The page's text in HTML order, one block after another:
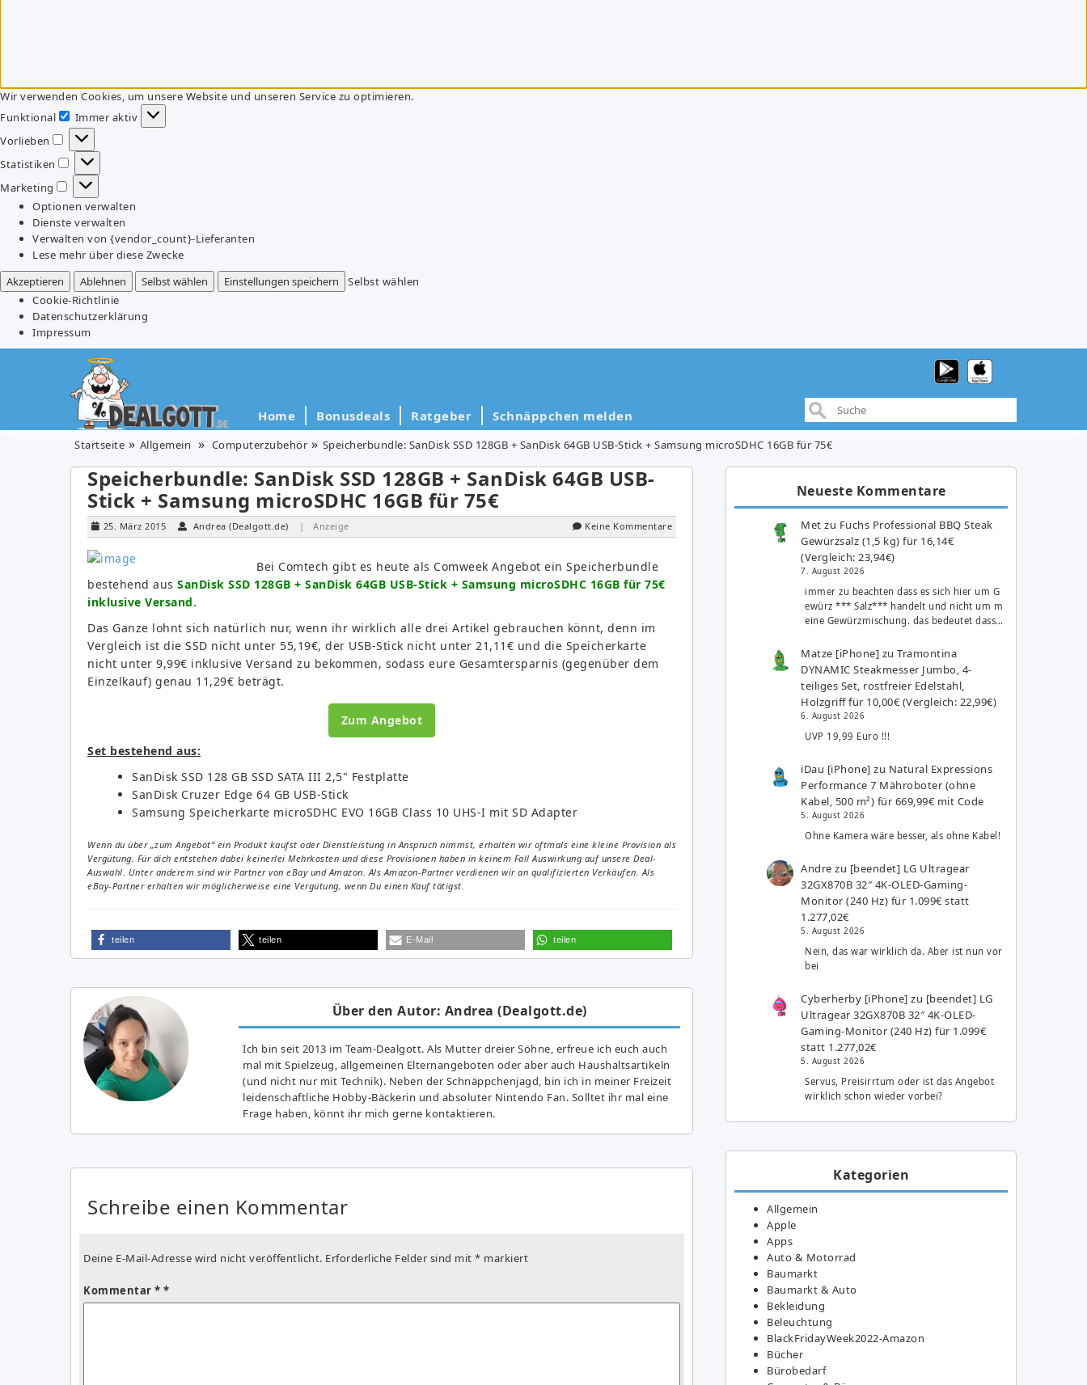
Wir verwenden Cookies, um unsere Website und unseren Service zu optimieren.
Funktional
Funktional
Immer aktiv
Vorlieben
Vorlieben
Statistiken
Statistiken
Marketing
Marketing
Optionen verwalten
Dienste verwalten
Verwalten von {vendor_count}-Lieferanten
Lese mehr über diese Zwecke
Akzeptieren
Ablehnen Selbst wählen Einstellungen speichern
Selbst wählen
Cookie-Richtlinie
Datenschutzerklärung
Impressum
Home Bonusdeals Ratgeber Schnäppchen melden
Startseite Allgemein Computerzubehör Speicherbundle: SanDisk SSD 128GB + SanDisk 64GB USB-Stick + Samsung microSDHC 16GB für 75€
Speicherbundle: SanDisk SSD 128GB + SanDisk 64GB USB-
Stick + Samsung microSDHC 16GB für 75€
25. März 2015 Andrea (Dealgott.de) | Anzeige Keine Kommentare
Bei Comtech gibt es heute als Comweek Angebot ein Speicherbundle
bestehend aus SanDisk SSD 128GB + SanDisk 64GB USB-Stick + Samsung microSDHC 16GB für 75€
inklusive Versand.
Das Ganze lohnt sich natürlich nur, wenn ihr wirklich alle drei Artikel gebrauchen könnt, denn im
Vergleich ist die SSD nicht unter 55,19€, der USB-Stick nicht unter 21,11€ und die Speicherkarte
nicht unter 9,99€ inklusive Versand zu bekommen, sodass eure Gesamtersparnis (gegenüber dem
Einzelkauf) genau 11,29€ beträgt.
Zum Angebot
Set bestehend aus:
SanDisk SSD 128 GB SSD SATA III 2,5" Festplatte
SanDisk Cruzer Edge 64 GB USB-Stick
Samsung Speicherkarte microSDHC EVO 16GB Class 10 UHS-I mit SD Adapter
Wenn du über „zum Angebot“ ein Produkt kaufst oder Dienstleistung in Anspruch nimmst, erhalten wir oftmals eine kleine Provision als
Vergütung. Für dich entstehen dabei keinerlei Mehrkosten und diese Provisionen haben in keinem Fall Auswirkung auf unsere Deal-
Auswahl. Unter anderem sind wir Partner von eBay und Amazon. Als Amazon-Partner verdienen wir an qualifizierten Verkäufen. Als
eBay-Partner erhalten wir möglicherweise eine Vergütung, wenn Du einen Kauf tätigst.
teilen teilen E-Mail teilen
Über den Autor: Andrea (Dealgott.de)
Ich bin seit 2013 im Team-Dealgott. Als Mutter dreier Söhne, erfreue ich euch auch
mal mit Spielzeug, allgemeinen Elternangeboten oder aber auch Haushaltsartikeln
(und nicht nur mit Technik). Neben der Schnäppchenjagd, bin ich in meiner Freizeit
leidenschaftliche Hobby-Bäckerin und absoluter Nintendo Fan. Solltet ihr mal eine
Frage haben, könnt ihr mich gerne kontaktieren.
Schreibe einen Kommentar
Deine E-Mail-Adresse wird nicht veröffentlicht. Erforderliche Felder sind mit * markiert
Kommentar *
Neueste Kommentare
Met zu Fuchs Professional BBQ Steak
Gewürzsalz (1,5 kg) für 16,14€
(Vergleich: 23,94€)
7. August 2026
immer zu beachten dass es sich hier um G
ewürz *** Salz*** handelt und nicht um m
eine Gewürzmischung. das bedeutet dass…
Matze [iPhone] zuTramontina
DYNAMIC Steakmesser Jumbo, 4-
teiliges Set, rostfreier Edelstahl,
Holzgriff für 10,00€ (Vergleich: 22,99€)
6. August 2026
UVP 19,99 Euro !!!
iDau [iPhone] zu Natural Expressions
Performance 7 Mähroboter (ohne
Kabel, 500 m²) für 669,99€ mit Code
5. August 2026
Ohne Kamera wäre besser, als ohne Kabel!
Andre zu [beendet] LG Ultragear
32GX870B 32″ 4K-OLED-Gaming-
Monitor (240 Hz) für 1.099€ statt
1.277,02€
5. August 2026
Nein, das war wirklich da. Aber ist nun vor
bei
Cyberherby [iPhone] zu [beendet] LG
Ultragear 32GX870B 32″ 4K-OLED-
Gaming-Monitor (240 Hz) für 1.099€
statt 1.277,02€
5. August 2026
Servus, Preisirrtum oder ist das Angebot
wirklich schon wieder vorbei?
Kategorien
Allgemein
Apple
Apps
Auto & Motorrad
Baumarkt
Baumarkt & Auto
Bekleidung
Beleuchtung
BlackFridayWeek2022-Amazon
Bücher
Bürobedarf